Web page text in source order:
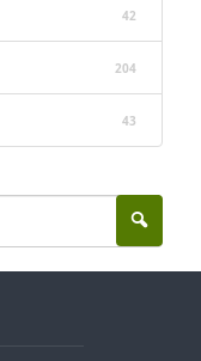
42
204
43